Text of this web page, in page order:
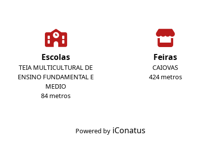
Escolas
TEIA MULTICULTURAL DE
ENSINO FUNDAMENTAL E
MEDIO
84 metros
Feiras
CAIOVAS
424 metros
Powered by iConatus